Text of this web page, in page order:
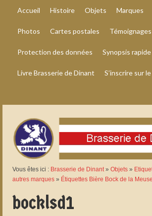
Accueil Histoire Objets Marques
Photos Cartes postales Témoignages
Protection des données Synopsis rapide
Livre Brasserie de Dinant S’inscrire sur
Vous êtes ici : Brasserie de Dinant» Objets »
autres marques » Étiquettes Bière Bock de la Meuse
bocklsd1